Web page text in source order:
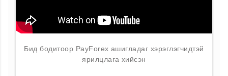
Бид бодитоор PayForex ашигладаг хэрэглэгчидтэй
ярилцлага хийсэн